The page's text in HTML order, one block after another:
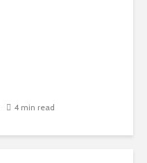
4 min read